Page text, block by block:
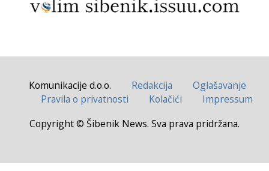
Komunikacije d.o.o. Redakcija
Oglašavanje
Pravila o privatnosti
Kolačići
Impressum
Copyright © Šibenik News. Sva prava pridržana.